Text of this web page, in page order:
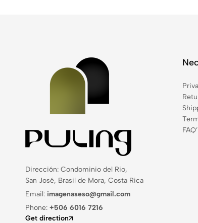
Dirección: Condominio del Rio,
San José, Brasil de Mora, Costa Rica
Email: imagenaseso@gmail.com
Phone: +506 6016 7216
Get direction